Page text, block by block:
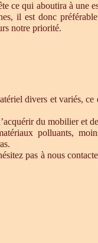
ce qui aboutira à une
il est donc
notre priorité.
divers et variés,
du mobilier et
polluants,
pas à nous